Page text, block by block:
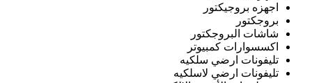
اجهزه بروجيكتور
بروجكتور
شاشات البروجكتور
اكسسوارات كمبيوتر
تليفونات ارضي سلكيه
تليفونات ارضي لاسلكيه